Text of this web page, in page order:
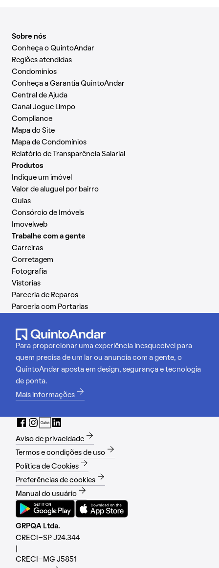
Sobre nós
Conheça o QuintoAndar
Regiões atendidas
Condomínios
Conheça a Garantia QuintoAndar
Central de Ajuda
Canal Jogue Limpo
Compliance
Mapa do Site
Mapa de Condomínios
Relatório de Transparência Salarial
Produtos
Indique um imóvel
Valor de aluguel por bairro
Guias
Consórcio de Imóveis
Imovelweb
Trabalhe com a gente
Carreiras
Corretagem
Fotografia
Vistorias
Parceria de Reparos
Parceria com Portarias
Para proporcionar uma experiência inesquecível para
quem precisa de um lar ou anuncia com a gente, o
QuintoAndar aposta em design, segurança e tecnologia
de ponta.
Mais informações
Aviso de privacidade
Termos e condições de uso
Política de Cookies
Preferências de cookies
Manual do usuário
GRPQA Ltda.
CRECI-SP J24.344
CRECI-MG J5851